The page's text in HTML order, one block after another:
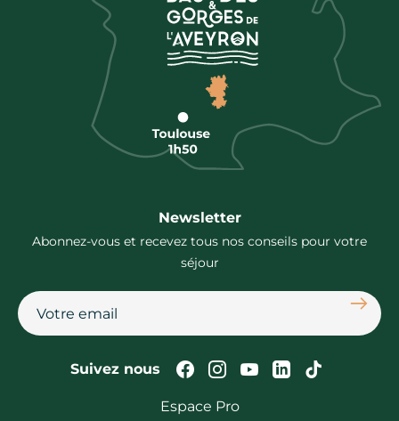
Newsletter
Abonnez-vous et recevez tous nos conseils pour votre
séjour
Suivez nous Suivez-nous sur
Suivez-nous sur
Suivez-nous
Suivez-Suivez-
Espace Pro